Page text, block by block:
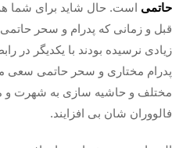
حاتمی است. حال شاید برای شما
قبل و زمانی که پدرام و سحر
زیادی نرسیده بودند با یکدیگر در
پدرام مختاری و سحر حاتمی سعی
مختلف و حاشیه سازی به شهرت و
فالووران شان بی افزایند.